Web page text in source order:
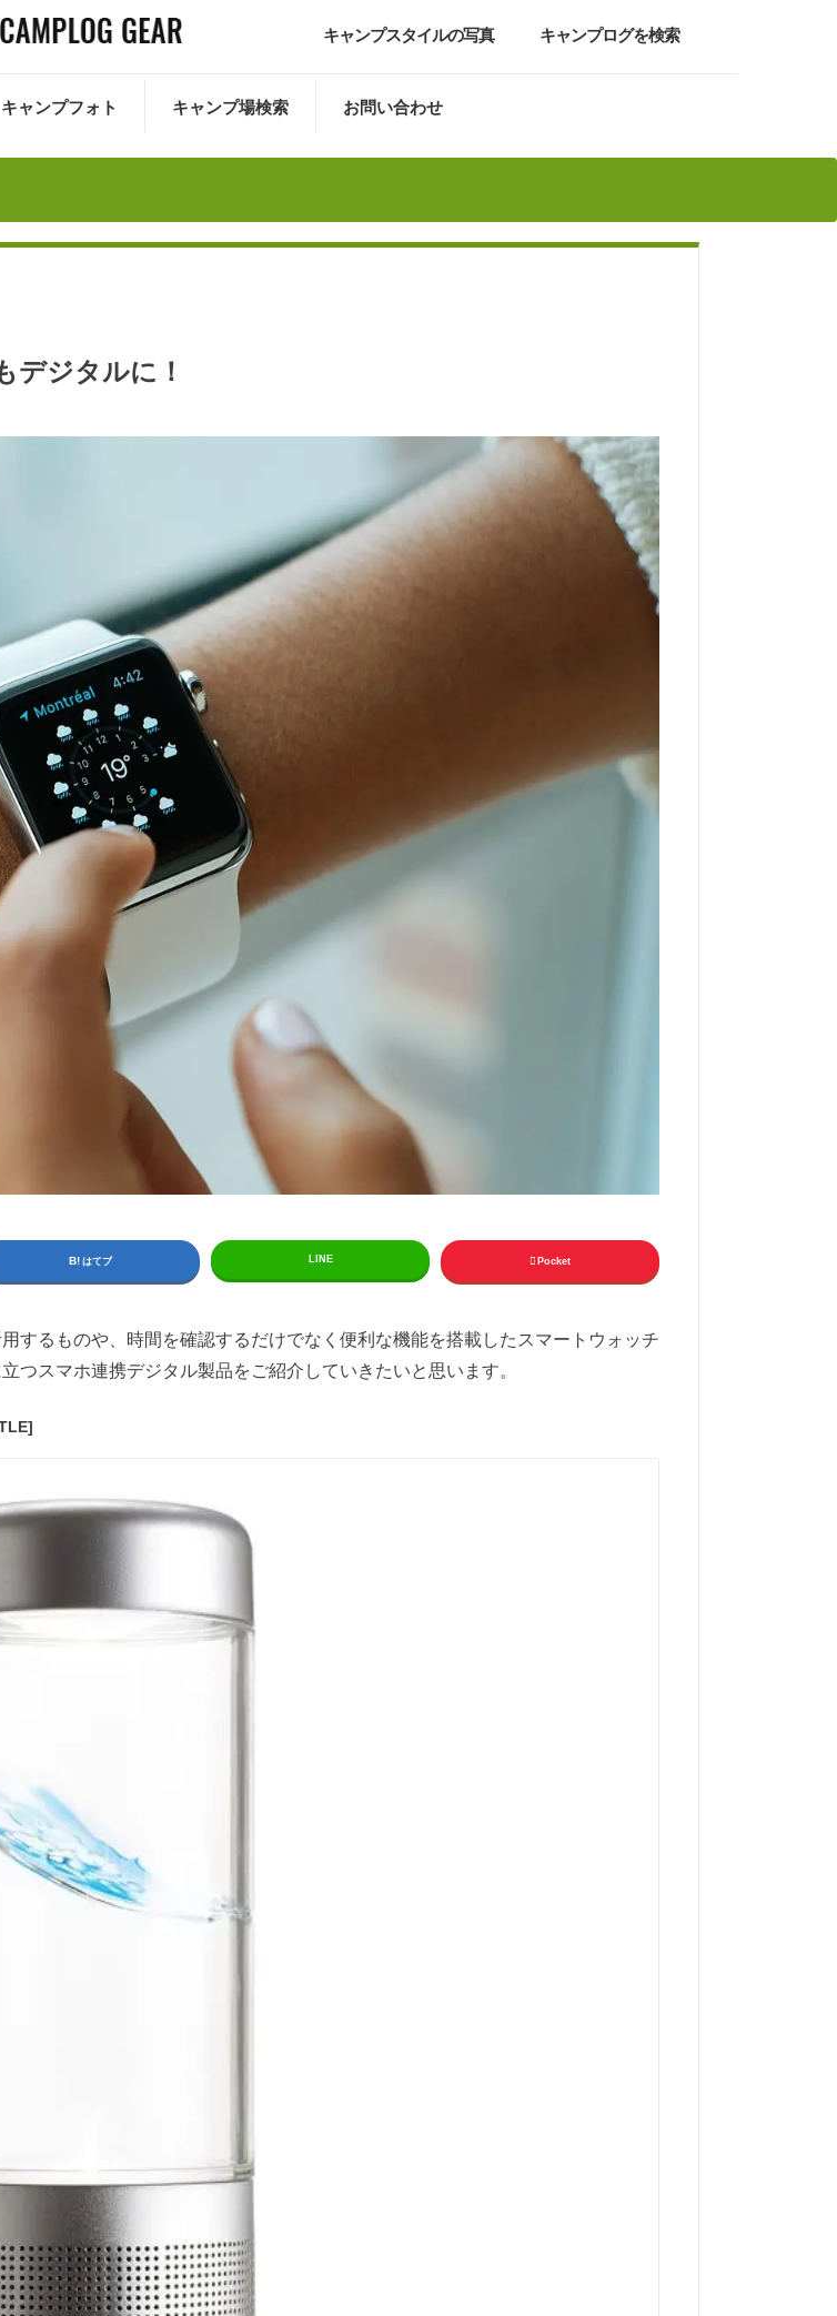
キャンプスタイルの写真 キャンプログを検索
キャンプフォト キャンプ場検索 お問い合わせ
デジタルに！
はてブ LINE Pocket
するものや、時間を確認するだけでなく便利な機能を搭載したスマートウォッチ
つスマホ連携デジタル製品をご紹介していきたいと思います。